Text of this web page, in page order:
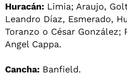
Huracán: Limia; Araujo,
Leandro Díaz, Esmerado,
Toranzo o César González;
Angel Cappa.
Cancha: Banfield.